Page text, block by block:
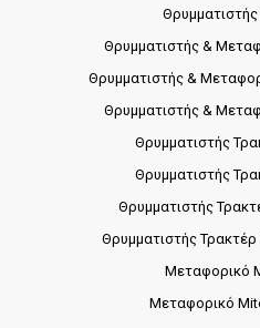
Θρυμματιστής &
Θρυμματιστής &
Θρυμματιστής &
Θρυμματιστής
Θρυμματιστής
Θρυμματιστής
Θρυμματιστής Τρακτέρ
Μεταφορικό
Μεταφορικό